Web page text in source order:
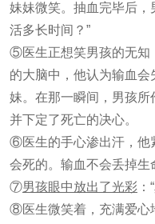
妹妹微笑。抽血完毕后，
活多长时间？”
⑤医生正想笑男孩的无知
的大脑中，他认为输血
妹。在那一瞬间，男孩所
并下定了死亡的决心。
⑥医生的手心渗出汗，他
会死的。输血不会丢掉生
⑦男孩眼中放出了光彩
⑧医生微笑着，充满爱心